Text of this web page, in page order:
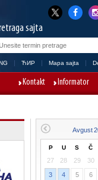
sajta
ЋИР Mapa sajta
Kontakt Informator
P U S Č
27 28 29 30
3
4 5 6